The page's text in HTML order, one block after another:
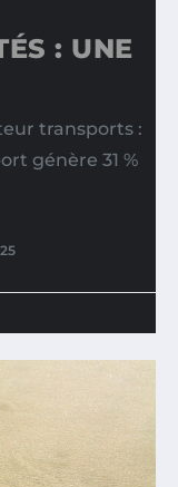
: UNE
transports :
génère 31 %